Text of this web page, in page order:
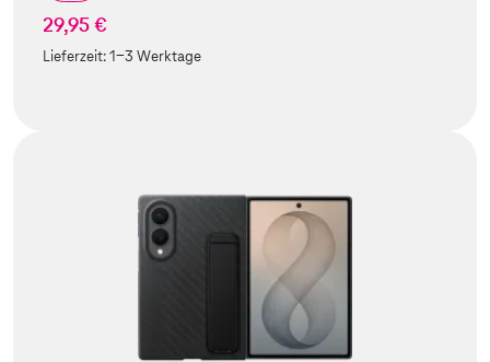
29,95 €
Lieferzeit:1-3 Werktage